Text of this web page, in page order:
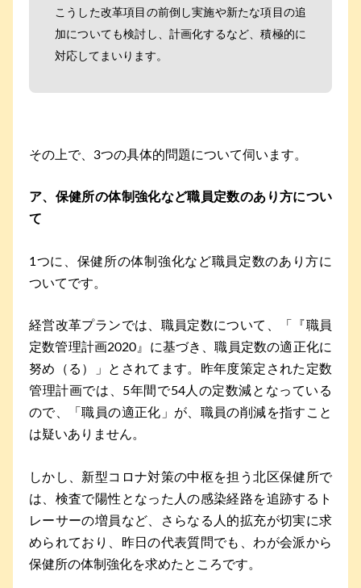
こうした改革項目の前倒し実施や新たな項目の追
加についても検討し、計画化するなど、積極的に
対応してまいります。
その上で、3つの具体的問題について伺います。
ア、保健所の体制強化など職員定数のあり方につい
て
1つに、保健所の体制強化など職員定数のあり方に
ついてです。
経営改革プランでは、職員定数について、「『職員
定数管理計画2020』に基づき、職員定数の適正化に
努め（る）」とされてます。昨年度策定された定数
管理計画では、5年間で54人の定数減となっている
ので、「職員の適正化」が、職員の削減を指すこと
は疑いありません。
しかし、新型コロナ対策の中枢を担う北区保健所で
は、検査で陽性となった人の感染経路を追跡するト
レーサーの増員など、さらなる人的拡充が切実に求
められており、昨日の代表質問でも、わが会派から
保健所の体制強化を求めたところです。